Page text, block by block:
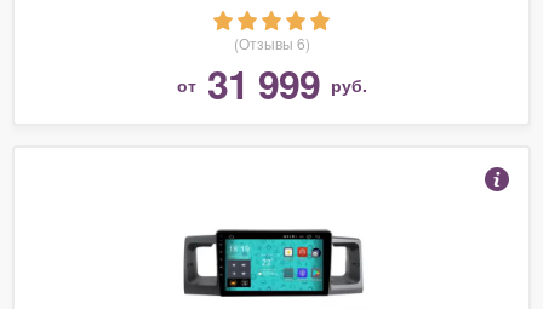
(Отзывы 6)
от 31 999 руб.